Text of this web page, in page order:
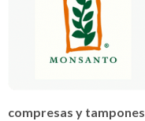
compresas y